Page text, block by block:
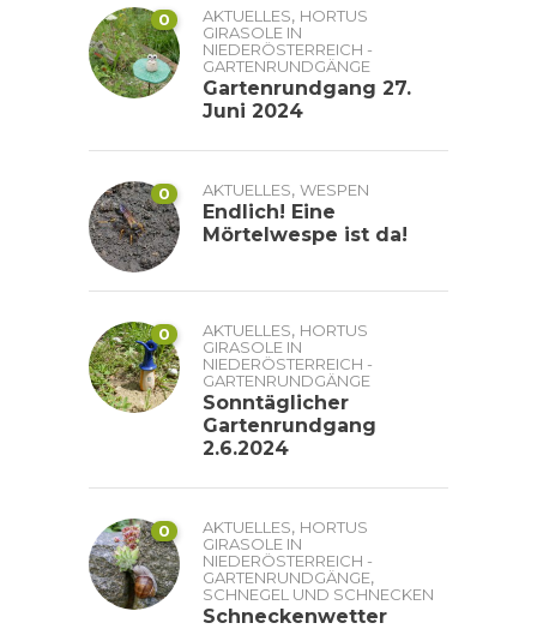
0 AKTUELLES, HORTUS
GIRASOLE IN
NIEDERÖSTERREICH -
GARTENRUNDGÄNGE
Gartenrundgang 27.
Juni 2024
0 AKTUELLES, WESPEN
Endlich! Eine
Mörtelwespe ist da!
0 AKTUELLES, HORTUS
GIRASOLE IN
NIEDERÖSTERREICH -
GARTENRUNDGÄNGE
Sonntäglicher
Gartenrundgang
2.6.2024
0 AKTUELLES, HORTUS
GIRASOLE IN
NIEDERÖSTERREICH -
GARTENRUNDGÄNGE,
SCHNEGEL UND SCHNECKEN
Schneckenwetter